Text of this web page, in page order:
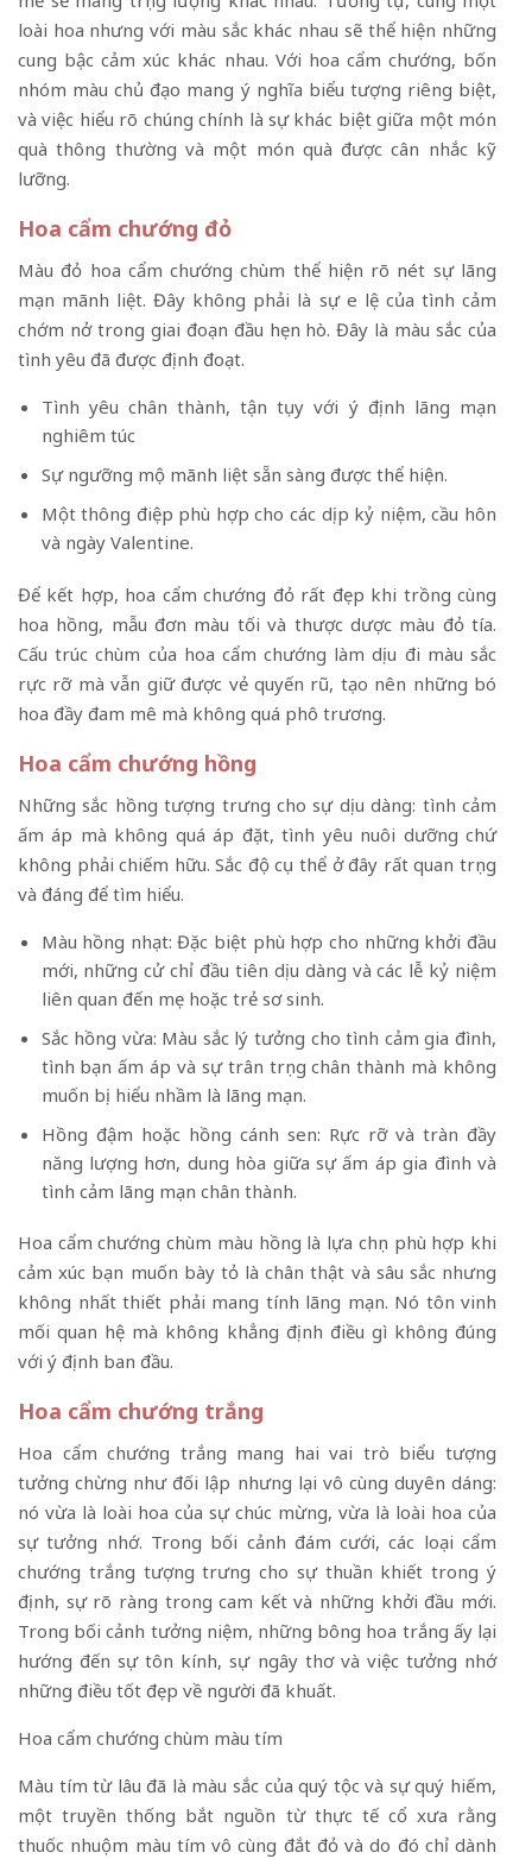
loài hoa nhưng với màu sắc khác nhau sẽ thể hiện những
cung bậc cảm xúc khác nhau. Với hoa cẩm chướng, bốn
nhóm màu chủ đạo mang ý nghĩa biểu tượng riêng biệt,
và việc hiểu rõ chúng chính là sự khác biệt giữa một món
quà thông thường và một món quà được cân nhắc kỹ
lưỡng.
Hoa cẩm chướng đỏ
Màu đỏ hoa cẩm chướng chùm thể hiện rõ nét sự lãng
mạn mãnh liệt. Đây không phải là sự e lệ của tình cảm
chớm nở trong giai đoạn đầu hẹn hò. Đây là màu sắc của
tình yêu đã được định đoạt.
Tình yêu chân thành, tận tụy với ý định lãng mạn
nghiêm túc
Sự ngưỡng mộ mãnh liệt sẵn sàng được thể hiện.
Một thông điệp phù hợp cho các dịp kỷ niệm, cầu hôn
và ngày Valentine.
Để kết hợp, hoa cẩm chướng đỏ rất đẹp khi trồng cùng
hoa hồng, mẫu đơn màu tối và thược dược màu đỏ tía.
Cấu trúc chùm của hoa cẩm chướng làm dịu đi màu sắc
rực rỡ mà vẫn giữ được vẻ quyến rũ, tạo nên những bó
hoa đầy đam mê mà không quá phô trương.
Hoa cẩm chướng hồng
Những sắc hồng tượng trưng cho sự dịu dàng: tình cảm
ấm áp mà không quá áp đặt, tình yêu nuôi dưỡng chứ
không phải chiếm hữu. Sắc độ cụ thể ở đây rất quan trọng
và đáng để tìm hiểu.
Màu hồng nhạt: Đặc biệt phù hợp cho những khởi đầu
mới, những cử chỉ đầu tiên dịu dàng và các lễ kỷ niệm
liên quan đến mẹ hoặc trẻ sơ sinh.
Sắc hồng vừa: Màu sắc lý tưởng cho tình cảm gia đình,
tình bạn ấm áp và sự trân trọng chân thành mà không
muốn bị hiểu nhầm là lãng mạn.
Hồng đậm hoặc hồng cánh sen: Rực rỡ và tràn đầy
năng lượng hơn, dung hòa giữa sự ấm áp gia đình và
tình cảm lãng mạn chân thành.
Hoa cẩm chướng chùm màu hồng là lựa chọn phù hợp khi
cảm xúc bạn muốn bày tỏ là chân thật và sâu sắc nhưng
không nhất thiết phải mang tính lãng mạn. Nó tôn vinh
mối quan hệ mà không khẳng định điều gì không đúng
với ý định ban đầu.
Hoa cẩm chướng trắng
Hoa cẩm chướng trắng mang hai vai trò biểu tượng
tưởng chừng như đối lập nhưng lại vô cùng duyên dáng:
nó vừa là loài hoa của sự chúc mừng, vừa là loài hoa của
sự tưởng nhớ. Trong bối cảnh đám cưới, các loại cẩm
chướng trắng tượng trưng cho sự thuần khiết trong ý
định, sự rõ ràng trong cam kết và những khởi đầu mới.
Trong bối cảnh tưởng niệm, những bông hoa trắng ấy lại
hướng đến sự tôn kính, sự ngây thơ và việc tưởng nhớ
những điều tốt đẹp về người đã khuất.
Hoa cẩm chướng chùm màu tím
Màu tím từ lâu đã là màu sắc của quý tộc và sự quý hiếm,
một truyền thống bắt nguồn từ thực tế cổ xưa rằng
thuốc nhuộm màu tím vô cùng đắt đỏ và do đó chỉ dành